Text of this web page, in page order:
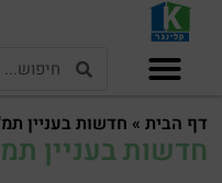
דף הבית » חדשות בעניין
חדשות בעניין